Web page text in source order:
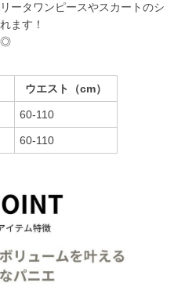
ータワンピースやスカートのシ
ます！
◎
ウエスト（cm）
60-110
60-110